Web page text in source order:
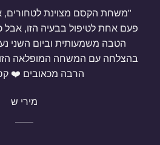
"משחת הקסם מצוינת
פעם אחת לטיפול בבעיה הזו, אבל
הטבה משמעותית וביום השני
בהצלחה עם המשחה המופלאה
הרבה מכאובים ❤️
מירי ש